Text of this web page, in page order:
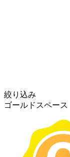
絞り込み
ゴールドスペース